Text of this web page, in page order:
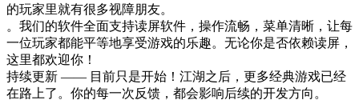
的玩家里就有很多视障朋友。
。我们的软件全面支持读屏软件，操作流畅，菜单清晰，让每
一位玩家都能平等地享受游戏的乐趣。无论你是否依赖读屏，
这里都欢迎你！
持续更新 —— 目前只是开始！江湖之后，更多经典游戏已经
在路上了。你的每一次反馈，都会影响后续的开发方向。